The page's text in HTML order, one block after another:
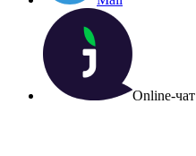
Online-чат